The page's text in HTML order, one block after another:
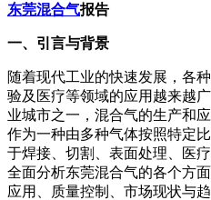
东莞混合气报告
一、引言与背景
随着现代工业的快速发展，各
验及医疗等领域的应用越来越
业城市之一，混合气的生产和
作为一种由多种气体按照特定
于焊接、切割、表面处理、医
全面分析东莞混合气的各个方
应用、质量控制、市场现状与